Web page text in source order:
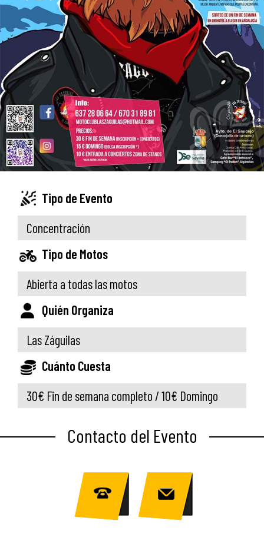
Tipo de Evento
Concentración
Tipo de Motos
Abierta a todas las motos
Quién Organiza
Las Záguilas
Cuánto Cuesta
30€ Fin de semana completo / 10€ Domingo
Contacto del Evento